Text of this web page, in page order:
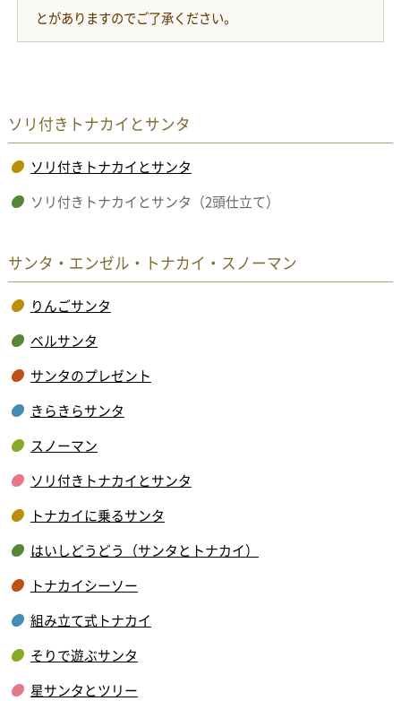
とがありますのでご了承ください。
ソリ付きトナカイとサンタ
ソリ付きトナカイとサンタ
ソリ付きトナカイとサンタ（2頭仕立て）
サンタ・エンゼル・トナカイ・スノーマン
りんごサンタ
ベルサンタ
サンタのプレゼント
きらきらサンタ
スノーマン
ソリ付きトナカイとサンタ
トナカイに乗るサンタ
はいしどうどう（サンタとトナカイ）
トナカイシーソー
組み立て式トナカイ
そりで遊ぶサンタ
星サンタとツリー